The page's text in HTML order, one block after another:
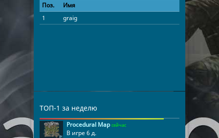
Поз. Имя
Время
1
graig 01:46:44
ТОП-1 за неделю
Procedural Map сейчас
В игре 6 д.